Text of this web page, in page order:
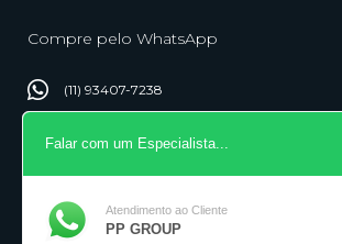
Compre pelo WhatsApp
(11) 93407-7238
(11) 94173-3635
Desde 1995
Falar com um Especialista...
Atendimento ao Cliente
PP GROUP